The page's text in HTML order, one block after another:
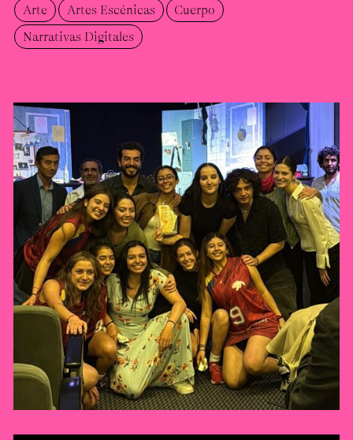
Configuración de cookies
Universidad de los Andes | Vigilada Mineducación.
Reconocimiento como universidad: Decreto 1297 del 30
de mayo de 1964. Reconocimiento de personería jurídica:
Resolución 28 del 23 de febrero de 1949, Minjusticia.
Acreditación institucional de alta calidad, 10 años:
Resolución 000194 del 16 de enero del 2025.
Arte e
Literatura y
Narrativas Digitales
Ext. 2501
Ext. 4795
Arte Artes Escénicas
Cuerpo
Narrativas Digitales